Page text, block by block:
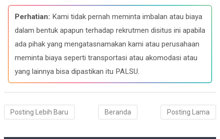
e
b
o
o
e
g
r
a
t
s
A
p
k
e
d
I
Perhatian: Kami tidak pernah meminta imbalan atau biaya
dalam bentuk apapun terhadap rekrutmen disitus ini apabila
ada pihak yang mengatasnamakan kami atau perusahaan
meminta biaya seperti transportasi atau akomodasi atau
yang lainnya bisa dipastikan itu PALSU.
Posting Lebih Baru Posting Lama
Beranda